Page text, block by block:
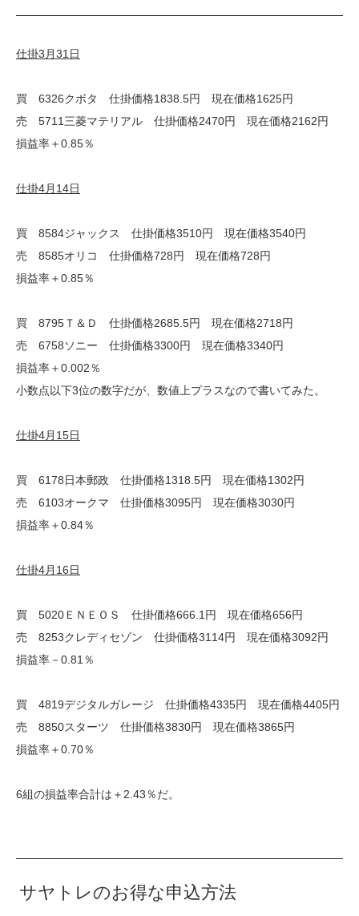
仕掛3月31日
買 6326クボタ 仕掛価格1838.5円 現在価格1625円
売 5711三菱マテリアル 仕掛価格2470円 現在価格2162円
損益率＋0.85％
仕掛4月14日
買 8584ジャックス 仕掛価格3510円 現在価格3540円
売 8585オリコ 仕掛価格728円 現在価格728円
損益率＋0.85％
買 8795Ｔ＆Ｄ 仕掛価格2685.5円 現在価格2718円
売 6758ソニー 仕掛価格3300円 現在価格3340円
損益率＋0.002％
小数点以下3位の数字だが、数値上プラスなので書いてみた。
仕掛4月15日
買 6178日本郵政 仕掛価格1318.5円 現在価格1302円
売 6103オークマ 仕掛価格3095円 現在価格3030円
損益率＋0.84％
仕掛4月16日
買 5020ＥＮＥＯＳ 仕掛価格666.1円 現在価格656円
売 8253クレディセゾン 仕掛価格3114円 現在価格3092円
損益率－0.81％
買 4819デジタルガレージ 仕掛価格4335円 現在価格4405円
売 8850スターツ 仕掛価格3830円 現在価格3865円
損益率＋0.70％
6組の損益率合計は＋2.43％だ。
サヤトレのお得な申込方法